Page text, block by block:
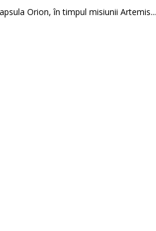
Orion, în timpul misiunii Artemis...